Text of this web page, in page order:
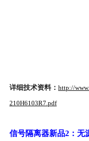
详细技术资料： http://
210H6103R7.pdf
信号隔离器新品2：无